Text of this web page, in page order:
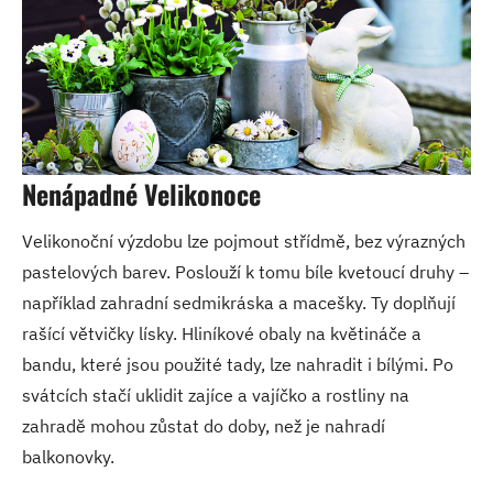
Nenápadné Velikonoce
Velikonoční výzdobu lze pojmout střídmě, bez výrazných
pastelových barev. Poslouží k tomu bíle kvetoucí druhy –
například zahradní sedmikráska a macešky. Ty doplňují
rašící větvičky lísky. Hliníkové obaly na květináče a
bandu, které jsou použité tady, lze nahradit i bílými. Po
svátcích stačí uklidit zajíce a vajíčko a rostliny na
zahradě mohou zůstat do doby, než je nahradí
balkonovky.